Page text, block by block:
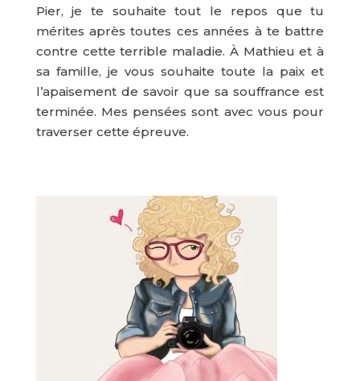
Pier, je te souhaite tout le repos que tu
mérites après toutes ces années à te battre
contre cette terrible maladie. À Mathieu et à
sa famille, je vous souhaite toute la paix et
l’apaisement de savoir que sa souffrance est
terminée. Mes pensées sont avec vous pour
traverser cette épreuve.